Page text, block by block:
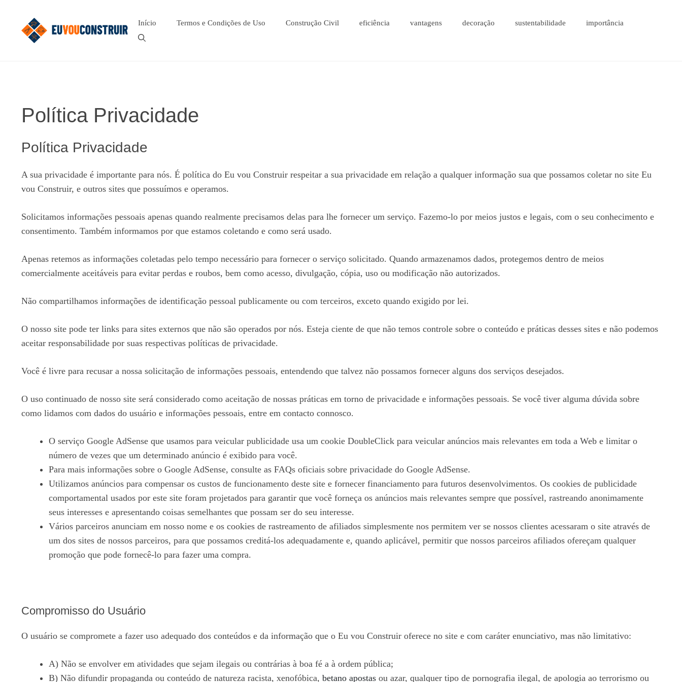
Início Termos e Condições de Uso Construção Civil eficiência vantagens decoração sustentabilidade importância
Política Privacidade
Política Privacidade
A sua privacidade é importante para nós. É política do Eu vou Construir respeitar a sua privacidade em relação a qualquer informação sua que possamos coletar no site Eu
vou Construir, e outros sites que possuímos e operamos.
Solicitamos informações pessoais apenas quando realmente precisamos delas para lhe fornecer um serviço. Fazemo-lo por meios justos e legais, com o seu conhecimento e
consentimento. Também informamos por que estamos coletando e como será usado.
Apenas retemos as informações coletadas pelo tempo necessário para fornecer o serviço solicitado. Quando armazenamos dados, protegemos dentro de meios
comercialmente aceitáveis ​​para evitar perdas e roubos, bem como acesso, divulgação, cópia, uso ou modificação não autorizados.
Não compartilhamos informações de identificação pessoal publicamente ou com terceiros, exceto quando exigido por lei.
O nosso site pode ter links para sites externos que não são operados por nós. Esteja ciente de que não temos controle sobre o conteúdo e práticas desses sites e não podemos
aceitar responsabilidade por suas respectivas políticas de privacidade.
Você é livre para recusar a nossa solicitação de informações pessoais, entendendo que talvez não possamos fornecer alguns dos serviços desejados.
O uso continuado de nosso site será considerado como aceitação de nossas práticas em torno de privacidade e informações pessoais. Se você tiver alguma dúvida sobre
como lidamos com dados do usuário e informações pessoais, entre em contacto connosco.
O serviço Google AdSense que usamos para veicular publicidade usa um cookie DoubleClick para veicular anúncios mais relevantes em toda a Web e limitar o
número de vezes que um determinado anúncio é exibido para você.
Para mais informações sobre o Google AdSense, consulte as FAQs oficiais sobre privacidade do Google AdSense.
Utilizamos anúncios para compensar os custos de funcionamento deste site e fornecer financiamento para futuros desenvolvimentos. Os cookies de publicidade
comportamental usados ​​por este site foram projetados para garantir que você forneça os anúncios mais relevantes sempre que possível, rastreando anonimamente
seus interesses e apresentando coisas semelhantes que possam ser do seu interesse.
Vários parceiros anunciam em nosso nome e os cookies de rastreamento de afiliados simplesmente nos permitem ver se nossos clientes acessaram o site através de
um dos sites de nossos parceiros, para que possamos creditá-los adequadamente e, quando aplicável, permitir que nossos parceiros afiliados ofereçam qualquer
promoção que pode fornecê-lo para fazer uma compra.
Compromisso do Usuário
O usuário se compromete a fazer uso adequado dos conteúdos e da informação que o Eu vou Construir oferece no site e com caráter enunciativo, mas não limitativo:
A) Não se envolver em atividades que sejam ilegais ou contrárias à boa fé a à ordem pública;
B) Não difundir propaganda ou conteúdo de natureza racista, xenofóbica, betano apostas ou azar, qualquer tipo de pornografia ilegal, de apologia ao terrorismo ou